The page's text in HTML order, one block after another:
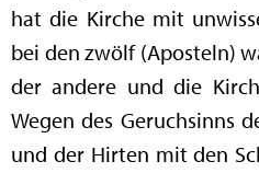
hat die Kirche mit
bei den zwölf (Aposteln)
der andere und die
Wegen des Geruchsinns
und der Hirten mit den